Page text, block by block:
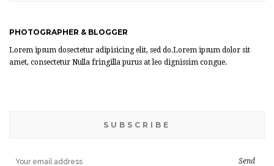
PHOTOGRAPHER & BLOGGER
Lorem ipsum dosectetur adipisicing elit, sed do.Lorem ipsum dolor sit
amet, consectetur Nulla fringilla purus at leo dignissim congue.
SUBSCRIBE